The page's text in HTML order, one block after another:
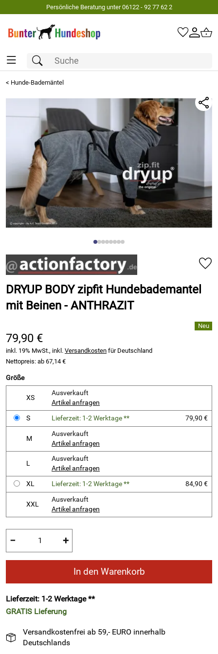
Persönliche Beratung unter 06122 - 92 77 62 2
< Hunde-Bademäntel
DRYUP BODY zipfit Hundebademantel
mit Beinen - ANTHRAZIT
79,90 €
inkl. 19% MwSt., inkl. Versandkosten für Deutschland
Nettopreis: ab 67,14 €
Größe
XS
Ausverkauft
Artikel anfragen
S
Lieferzeit: 1-2 Werktage ** 79,90 €
M
Ausverkauft
Artikel anfragen
L
Ausverkauft
Artikel anfragen
XL
Lieferzeit: 1-2 Werktage ** 84,90 €
XXL
Ausverkauft
Artikel anfragen
− +
In den Warenkorb
Lieferzeit: 1-2 Werktage **
GRATIS Lieferung
Versandkostenfrei ab 59,- EURO innerhalb
Deutschlands